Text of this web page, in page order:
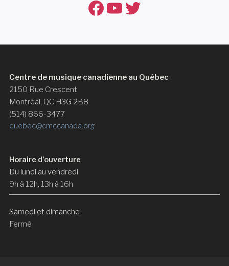
Facebook
YouTube
Twitter
Centre de musique canadienne au Québec
2150 Rue Crescent
Montréal, QC H3G 2B8
(514) 866-3477
quebec@cmccanada.org
Horaire d’ouverture
Du lundi au vendredi
9h à 12h, 13h à 16h
Samedi et dimanche
Fermé